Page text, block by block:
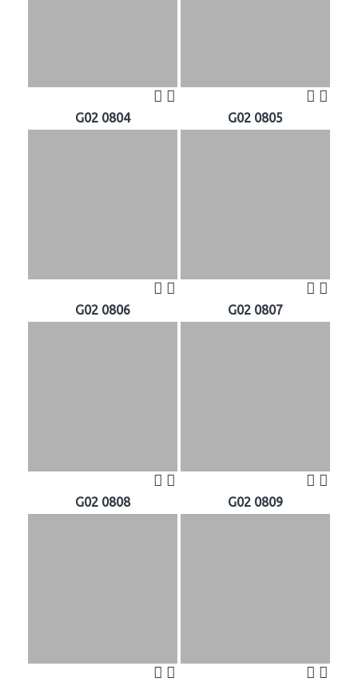
G02 0804 G02 0805
G02 0806 G02 0807
G02 0808 G02 0809